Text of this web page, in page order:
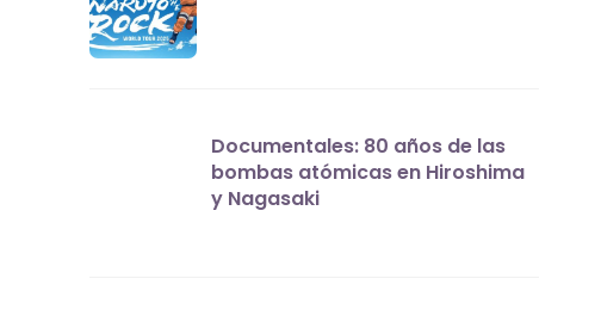
Documentales: 80 años de las
bombas atómicas en Hiroshima
y Nagasaki